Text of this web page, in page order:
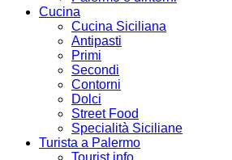
Cucina
Cucina Siciliana
Antipasti
Primi
Secondi
Contorni
Dolci
Street Food
Specialità Siciliane
Turista a Palermo
Tourist info